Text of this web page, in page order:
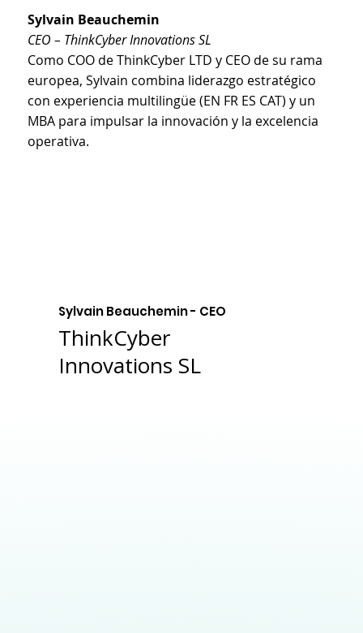
Sylvain Beauchemin - CEO
ThinkCyber
Innovations SL
Sylvain Beauchemin
CEO – ThinkCyber Innovations SL
Como COO de ThinkCyber LTD y CEO de su rama
europea, Sylvain combina liderazgo estratégico
con experiencia multilingüe (EN FR ES CAT) y un
MBA para impulsar la innovación y la excelencia
operativa.